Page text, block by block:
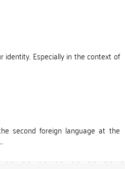
Especially in the context of
second foreign language at the